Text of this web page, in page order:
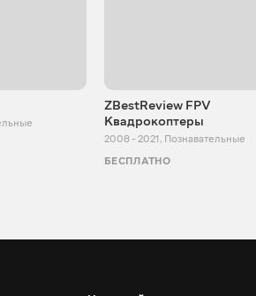
ZBestReview FPV
Квадрокоптеры
2008 - 2021, Познавательные
БЕСПЛАТНО